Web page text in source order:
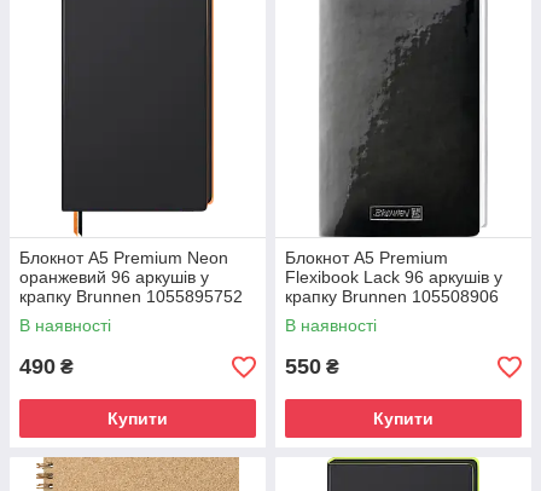
Блокнот А5 Premium Neon
оранжевий 96 аркушів у
крапку Brunnen 1055895752
В наявності
490 ₴
Купити
Блокнот А5 Premium
Flexibook Lack 96 аркушів у
крапку Brunnen 105508906
В наявності
550 ₴
Купити